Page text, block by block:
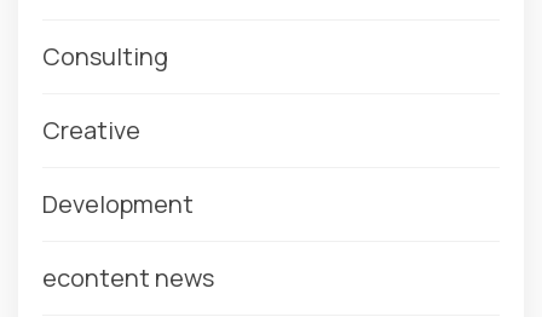
Consulting
Creative
Development
econtent news